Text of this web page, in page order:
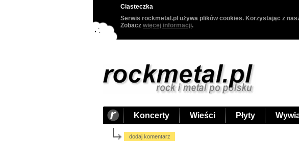
Ciasteczka
Serwis rockmetal.pl używa plików cookies. Korzystając z
Zobacz więcej informacji.
Koncerty Wieści Płyty
dodaj komentarz